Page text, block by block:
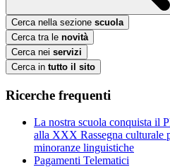
Cerca nella sezione scuola
Cerca tra le novità
Cerca nei servizi
Cerca in tutto il sito
Ricerche frequenti
La nostra scuola conquista il
alla XXX Rassegna culturale
minoranze linguistiche
Pagamenti Telematici